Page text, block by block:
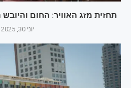
תחזית מזג האוויר: החום
יוני 30, 2025